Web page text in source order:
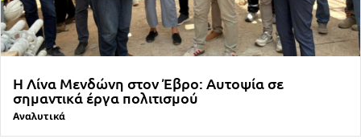
Η Λίνα Μενδώνη στον Έβρο: Αυτοψία σε
σημαντικά έργα πολιτισμού
Αναλυτικά